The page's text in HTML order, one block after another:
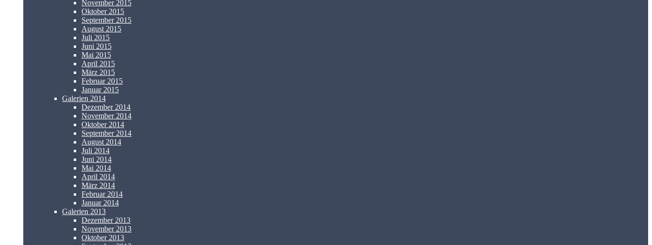
November 2015
Oktober 2015
September 2015
August 2015
Juli 2015
Juni 2015
Mai 2015
April 2015
März 2015
Februar 2015
Januar 2015
Galerien 2014
Dezember 2014
November 2014
Oktober 2014
September 2014
August 2014
Juli 2014
Juni 2014
Mai 2014
April 2014
März 2014
Februar 2014
Januar 2014
Galerien 2013
Dezember 2013
November 2013
Oktober 2013